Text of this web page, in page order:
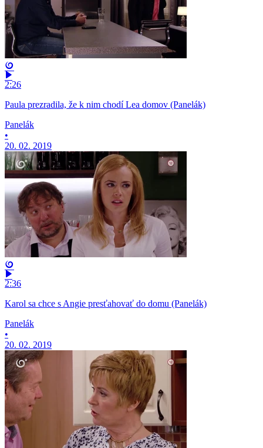
2:26
Paula prezradila, že k nim chodí Lea domov (Panelák)
Panelák
•
20. 02. 2019
2:36
Karol sa chce s Angie presťahovať do domu (Panelák)
Panelák
•
20. 02. 2019